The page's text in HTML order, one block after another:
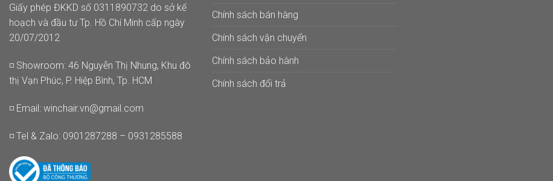
Giấy phép ĐKKD số 0311890732 do sở kế
hoạch và đầu tư Tp. Hồ Chí Minh cấp ngày
20/07/2012
◽ Showroom: 46 Nguyễn Thị Nhung, Khu đô
thị Vạn Phúc, P. Hiệp Bình, Tp. HCM
◽ Email: winchair.vn@gmail.com
◽ Tel & Zalo: 0901287288 – 0931285588
Chính sách bán hàng
Chính sách vận chuyển
Chính sách bảo hành
Chính sách đổi trả